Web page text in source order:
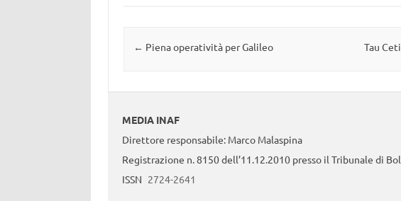
Navigazione articolo
← Piena operatività per Galileo Tau
MEDIA INAF
Direttore responsabile: Marco Malaspina
Registrazione n. 8150 dell’11.12.2010 presso il Tribunale di
ISSN 2724-2641